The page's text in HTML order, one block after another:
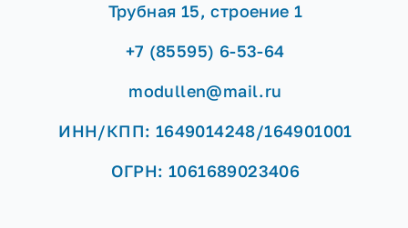
Трубная 15, строение 1
+7 (85595) 6-53-64
modullen@mail.ru
ИНН/КПП: 1649014248/164901001
ОГРН: 1061689023406